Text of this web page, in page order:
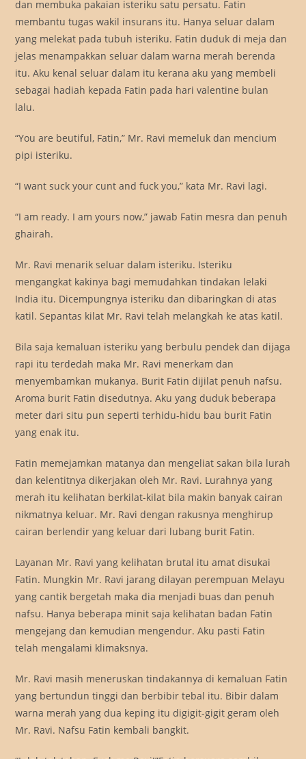
dan membuka pakaian isteriku satu persatu. Fatin
membantu tugas wakil insurans itu. Hanya seluar dalam
yang melekat pada tubuh isteriku. Fatin duduk di meja dan
jelas menampakkan seluar dalam warna merah berenda
itu. Aku kenal seluar dalam itu kerana aku yang membeli
sebagai hadiah kepada Fatin pada hari valentine bulan
lalu.
“You are beutiful, Fatin,” Mr. Ravi memeluk dan mencium
pipi isteriku.
“I want suck your cunt and fuck you,” kata Mr. Ravi lagi.
“I am ready. I am yours now,” jawab Fatin mesra dan penuh
ghairah.
Mr. Ravi menarik seluar dalam isteriku. Isteriku
mengangkat kakinya bagi memudahkan tindakan lelaki
India itu. Dicempungnya isteriku dan dibaringkan di atas
katil. Sepantas kilat Mr. Ravi telah melangkah ke atas katil.
Bila saja kemaluan isteriku yang berbulu pendek dan dijaga
rapi itu terdedah maka Mr. Ravi menerkam dan
menyembamkan mukanya. Burit Fatin dijilat penuh nafsu.
Aroma burit Fatin disedutnya. Aku yang duduk beberapa
meter dari situ pun seperti terhidu-hidu bau burit Fatin
yang enak itu.
Fatin memejamkan matanya dan mengeliat sakan bila lurah
dan kelentitnya dikerjakan oleh Mr. Ravi. Lurahnya yang
merah itu kelihatan berkilat-kilat bila makin banyak cairan
nikmatnya keluar. Mr. Ravi dengan rakusnya menghirup
cairan berlendir yang keluar dari lubang burit Fatin.
Layanan Mr. Ravi yang kelihatan brutal itu amat disukai
Fatin. Mungkin Mr. Ravi jarang dilayan perempuan Melayu
yang cantik bergetah maka dia menjadi buas dan penuh
nafsu. Hanya beberapa minit saja kelihatan badan Fatin
mengejang dan kemudian mengendur. Aku pasti Fatin
telah mengalami klimaksnya.
Mr. Ravi masih meneruskan tindakannya di kemaluan Fatin
yang bertundun tinggi dan berbibir tebal itu. Bibir dalam
warna merah yang dua keping itu digigit-gigit geram oleh
Mr. Ravi. Nafsu Fatin kembali bangkit.